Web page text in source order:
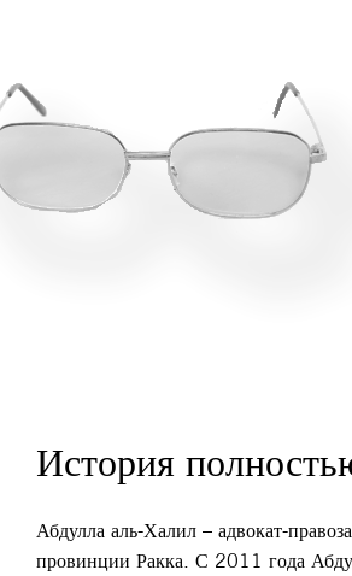
История
Абдулла аль-Халил – адвокат-
провинции Ракка. С 2011 года